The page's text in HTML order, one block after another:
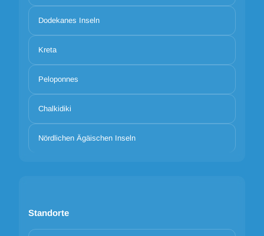
Dodekanes Inseln
Kreta
Peloponnes
Chalkidiki
Nördlichen Ägäischen Inseln
Standorte